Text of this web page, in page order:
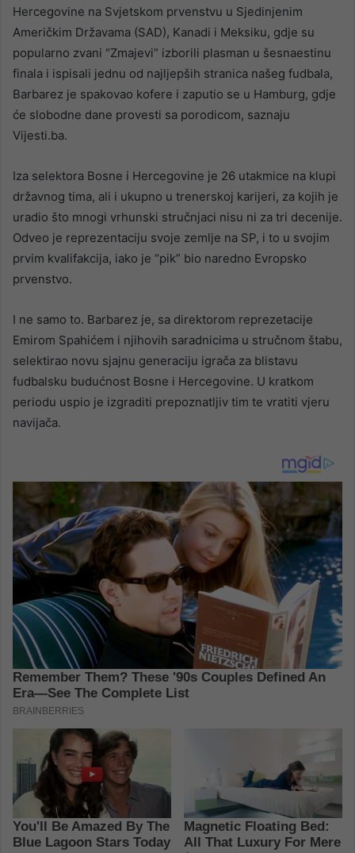
Hercegovine na Svjetskom prvenstvu u Sjedinjenim
Američkim Državama (SAD), Kanadi i Meksiku, gdje su
popularno zvani “Zmajevi” izborili plasman u šesnaestinu
finala i ispisali jednu od najljepših stranica našeg fudbala,
Barbarez je spakovao kofere i zaputio se u Hamburg, gdje
će slobodne dane provesti sa porodicom, saznaju
Vijesti.ba.
Iza selektora Bosne i Hercegovine je 26 utakmice na klupi
državnog tima, ali i ukupno u trenerskoj karijeri, za kojih je
uradio što mnogi vrhunski stručnjaci nisu ni za tri decenije.
Odveo je reprezentaciju svoje zemlje na SP, i to u svojim
prvim kvalifakcija, iako je “pik” bio naredno Evropsko
prvenstvo.
I ne samo to. Barbarez je, sa direktorom reprezetacije
Emirom Spahićem i njihovih saradnicima u stručnom štabu,
selektirao novu sjajnu generaciju igrača za blistavu
fudbalsku budućnost Bosne i Hercegovine. U kratkom
periodu uspio je izgraditi prepoznatljiv tim te vratiti vjeru
navijača.